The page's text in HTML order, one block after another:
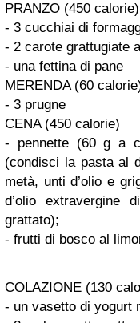
PRANZO (450 calorie)
- 3 cucchiai di
- 2 carote grattugiate
- una fettina di pane
MERENDA (60
- 3 prugne
CENA (450 calorie)
- pennette (60 g a
(condisci la pasta al
metà, unti d’olio e
d’olio extravergine
grattato);
- frutti di bosco al
COLAZIONE (130
- un vasetto di yogurt